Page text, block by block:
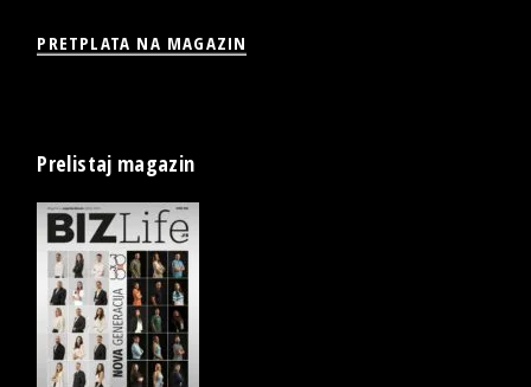
PRETPLATA NA MAGAZIN
Prelistaj magazin